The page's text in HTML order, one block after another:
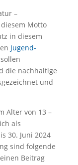
–
Motto
in diesem
Jugend-
die nachhaltige
und
Alter von 13 –
als
30. Juni 2024
sind folgende
Beitrag